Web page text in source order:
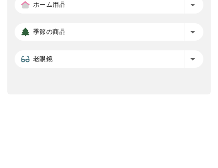
ホーム用品
季節の商品
老眼鏡